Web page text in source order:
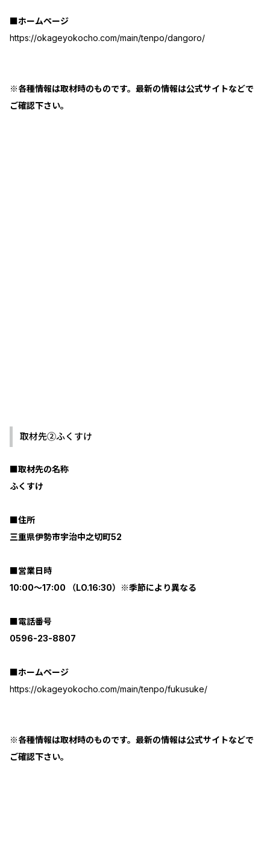
■ホームページ
https://okageyokocho.com/main/tenpo/dangoro/
※各種情報は取材時のものです。最新の情報は公式サイトなどで
ご確認下さい。
取材先②ふくすけ
■取材先の名称
ふくすけ
■住所
三重県伊勢市宇治中之切町52
■営業日時
10:00～17:00 （LO.16:30）※季節により異なる
■電話番号
0596-23-8807
■ホームページ
https://okageyokocho.com/main/tenpo/fukusuke/
※各種情報は取材時のものです。最新の情報は公式サイトなどで
ご確認下さい。